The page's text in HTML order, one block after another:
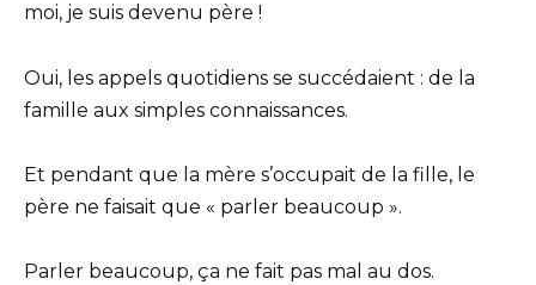
moi, je suis devenu père !
Oui, les appels quotidiens se succédaient : de la
famille aux simples connaissances.
Et pendant que la mère s’occupait de la fille, le
père ne faisait que « parler beaucoup ».
Parler beaucoup, ça ne fait pas mal au dos.